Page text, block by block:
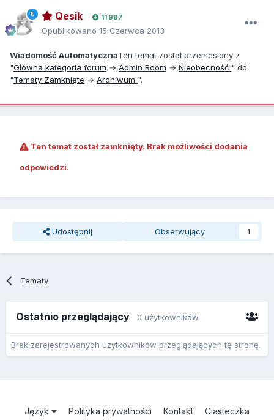
Qesik 11 987
Opublikowano 15 Czerwca 2013
Wiadomość AutomatycznaTen temat został przeniesiony z
"Główna kategoria forum → Admin Room → Nieobecność " do
"Tematy Zamknięte → Archiwum ".
Ten temat został zamknięty. Brak możliwości dodania
odpowiedzi.
Udostępnij Obserwujący 1
Tematy
Ostatnio przeglądający 0 użytkowników
Brak zarejestrowanych użytkowników przeglądających tę stronę.
Język Polityka prywatności Kontakt Ciasteczka